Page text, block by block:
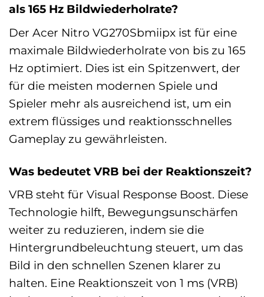
als 165 Hz Bildwiederholrate?
Der Acer Nitro VG270Sbmiipx ist für eine
maximale Bildwiederholrate von bis zu 165
Hz optimiert. Dies ist ein Spitzenwert, der
für die meisten modernen Spiele und
Spieler mehr als ausreichend ist, um ein
extrem flüssiges und reaktionsschnelles
Gameplay zu gewährleisten.
Was bedeutet VRB bei der Reaktionszeit?
VRB steht für Visual Response Boost. Diese
Technologie hilft, Bewegungsunschärfen
weiter zu reduzieren, indem sie die
Hintergrundbeleuchtung steuert, um das
Bild in den schnellen Szenen klarer zu
halten. Eine Reaktionszeit von 1 ms (VRB)